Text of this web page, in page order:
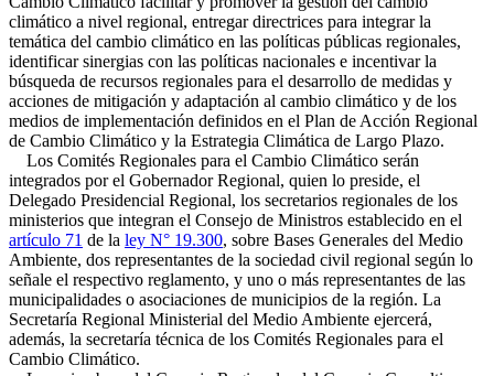
climático a nivel regional, entregar directrices para integrar la
temática del cambio climático en las políticas públicas regionales,
identificar sinergias con las políticas nacionales e incentivar la
búsqueda de recursos regionales para el desarrollo de medidas y
acciones de mitigación y adaptación al cambio climático y de los
medios de implementación definidos en el Plan de Acción Regional
de Cambio Climático y la Estrategia Climática de Largo Plazo.
Los Comités Regionales para el Cambio Climático serán
integrados por el Gobernador Regional, quien lo preside, el
Delegado Presidencial Regional, los secretarios regionales de los
ministerios que integran el Consejo de Ministros establecido en el
artículo 71 de la ley N° 19.300, sobre Bases Generales del Medio
Ambiente, dos representantes de la sociedad civil regional según lo
señale el respectivo reglamento, y uno o más representantes de las
municipalidades o asociaciones de municipios de la región. La
Secretaría Regional Ministerial del Medio Ambiente ejercerá,
además, la secretaría técnica de los Comités Regionales para el
Cambio Climático.